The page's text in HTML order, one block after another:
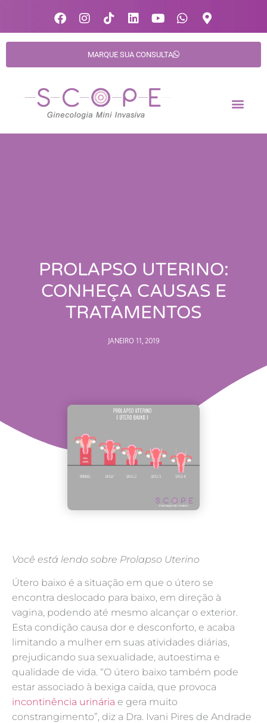
MARQUE SUA CONSULTA
PROLAPSO UTERINO:
CONHEÇA CAUSAS E
TRATAMENTOS
JANEIRO 11, 2019
Você está lendo sobre Prolapso Uterino
Útero baixo é a situação em que o útero se
encontra deslocado para baixo, em direção à
vagina, podendo até mesmo alcançar o exterior.
Esta condição causa dor e desconforto, e acaba
limitando a mulher em suas atividades diárias,
prejudicando sua sexualidade, autoestima e
qualidade de vida. “O útero baixo também pode
estar associado à bexiga caída, que provoca
incontinência urinária e gera muito
constrangimento”, diz a Dra. Ivani Pires de Andrade